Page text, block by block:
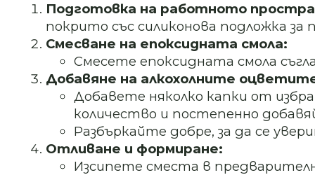
Подготовка на работното
покрито със силиконова подложка
Смесване на епоксидната смола:
Смесете епоксидната смола
Добавяне на алкохолните
Добавете няколко капки от
количество и постепенно
Разбъркайте добре, за да се
Отливане и формиране:
Изсипете сместа в